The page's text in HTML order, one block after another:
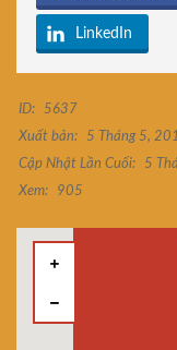
LinkedIn
ID:
5637
Xuất bản:
5 Tháng 5,
Cập Nhật Lần Cuối:
5
Xem:
905